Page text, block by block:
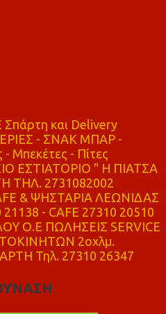
Σπάρτη και Delivery
- ΣΝΑΚ ΜΠΑΡ -
Μπεκέτες - Πίτες
ΕΣΤΙΑΤΟΡΙΟ " Η ΠΙΑΤΣΑ
ΤΗΛ. 2731082002
& ΨΗΣΤΑΡΙΑ ΛΕΩΝΙΔΑΣ
- CAFE 27310 20510
Ο.Ε ΠΩΛΗΣΕΙΣ SERVICE
2οχλμ.
Τηλ. 27310 26347